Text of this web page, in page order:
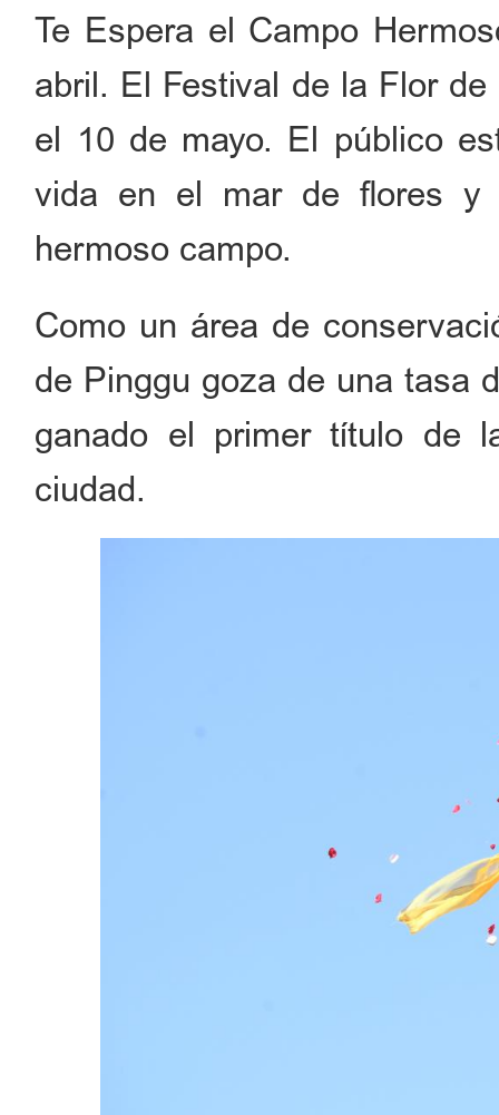
Te Espera el Campo
abril. El Festival de la Flor
el 10 de mayo. El público
vida en el mar de flores y
hermoso campo.
Como un área de
de Pinggu goza de una tasa
ganado el primer título de
ciudad.